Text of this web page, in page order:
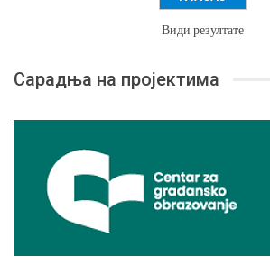
Види резултате
Сарадња на пројектима